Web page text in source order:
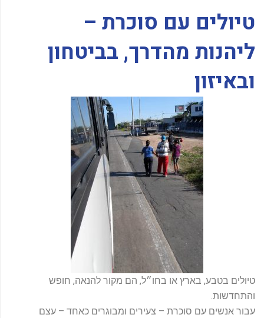
k
טיולים עם סוכרת –
ליהנות מהדרך, בביטחון
ובאיזון
טיולים בטבע, בארץ או בחו״ל, הם מקור להנאה, חופש
והתחדשות.
עבור אנשים עם סוכרת – צעירים ומבוגרים כאחד – עצם